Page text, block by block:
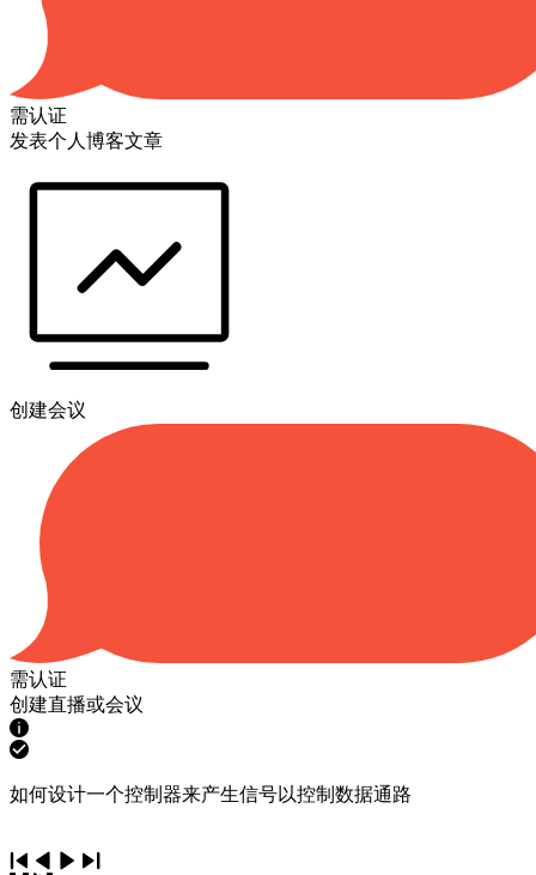
需认证
发表个人博客文章
创建会议
需认证
创建直播或会议
如何设计一个控制器来产生信号以控制数据通路